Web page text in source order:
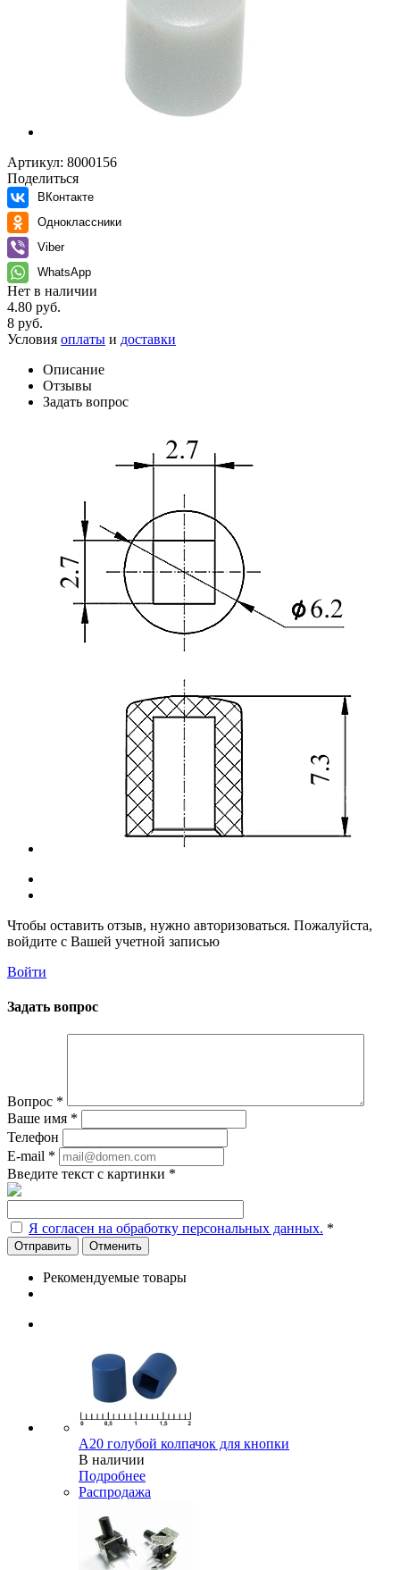
Артикул: 8000156
Поделиться
ВКонтакте
Одноклассники
Viber
WhatsApp
Нет в наличии
4.80 руб.
8 руб.
Условия оплаты и доставки
Описание
Отзывы
Задать вопрос
Чтобы оставить отзыв, нужно авторизоваться. Пожалуйста,
войдите с Вашей учетной записью
Войти
Задать вопрос
Вопрос *
Ваше имя *
Телефон
E-mail *
Введите текст с картинки *
Я согласен на обработку персональных данных. *
Отменить
Рекомендуемые товары
A20 голубой колпачок для кнопки
В наличии
Подробнее
Распродажа